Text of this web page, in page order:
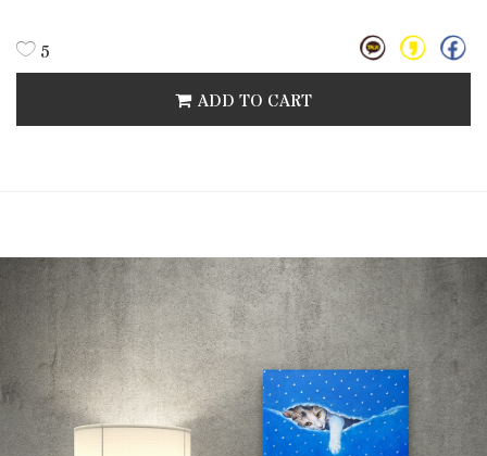
5
ADD TO CART